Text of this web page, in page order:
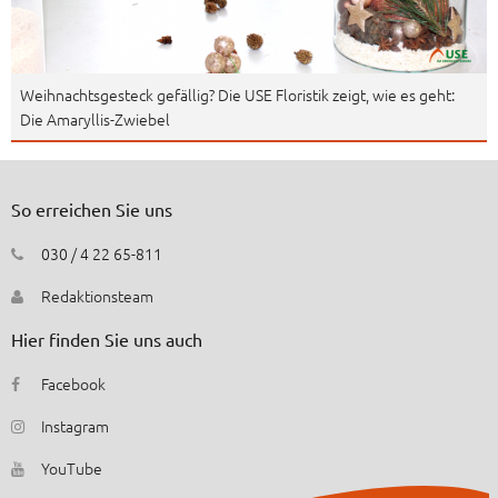
Weihnachtsgesteck gefällig? Die USE Floristik zeigt, wie es geht:
Die Amaryllis-Zwiebel
So erreichen Sie uns
030 / 4 22 65-811
Redaktionsteam
Hier finden Sie uns auch
Facebook
Instagram
YouTube